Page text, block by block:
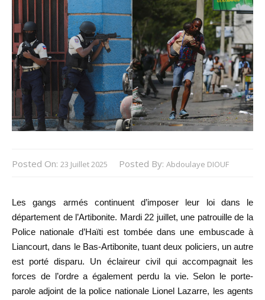
Posted On: 23 Juillet 2025 Posted By: Abdoulaye DIOUF
Les gangs armés continuent d’imposer leur loi dans le
département de l’Artibonite. Mardi 22 juillet, une patrouille de la
Police nationale d’Haïti est tombée dans une embuscade à
Liancourt, dans le Bas-Artibonite, tuant deux policiers, un autre
est porté disparu. Un éclaireur civil qui accompagnait les
forces de l’ordre a également perdu la vie. Selon le porte-
parole adjoint de la police nationale Lionel Lazarre, les agents